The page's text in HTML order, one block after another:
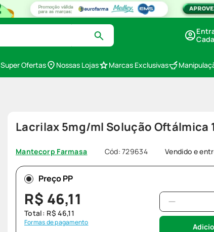
Super Ofertas Nossas Lojas Marcas Exclusivas
Lacrilax 5mg/ml Solução Oftálmica
Mantecorp Farmasa Cód:729634 Vendido e
Preço PP
R$ 46,11
Total: R$ 46,11
Formas de pagamento